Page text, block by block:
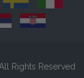
Rights Reserved